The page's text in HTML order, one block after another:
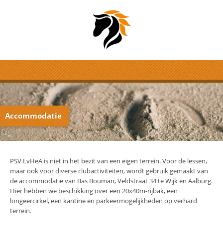
Accommodatie
PSV LvHeA is niet in het bezit van een eigen terrein. Voor de lessen,
maar ook voor diverse clubactiviteiten, wordt gebruik gemaakt van
de accommodatie van Bas Bouman, Veldstraat 34 te Wijk en Aalburg.
Hier hebben we beschikking over een 20x40m-rijbak, een
longeercirkel, een kantine en parkeermogelijkheden op verhard
terrein.